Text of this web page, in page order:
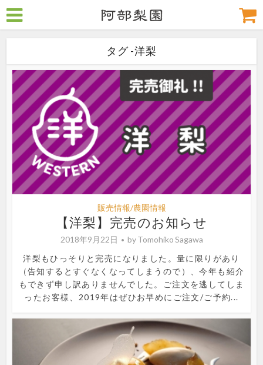
タグ -洋梨
販売情報/農園情報
【洋梨】完売のお知らせ
2018年9月22日 byTomohiko Sagawa
洋梨もひっそりと完売になりました。量に限りがあり
（告知するとすぐなくなってしまうので）、今年も紹介
もできず申し訳ありませんでした。ご注文を逃してしま
ったお客様、2019年はぜひお早めにご注文/ご予約...